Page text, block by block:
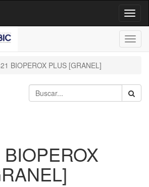
BIOPEROX PLUS [GRANEL]